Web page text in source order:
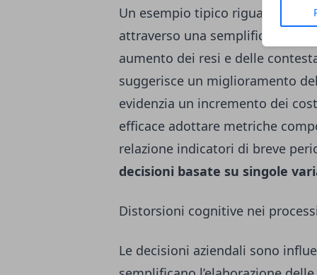
Un esempio tipico riguarda la
attraverso una semplificazione
aumento dei resi e delle
suggerisce un miglioramento
evidenzia un incremento dei
efficace adottare metriche
relazione indicatori di breve
decisioni basate su singole
Distorsioni cognitive nei
Le decisioni aziendali sono